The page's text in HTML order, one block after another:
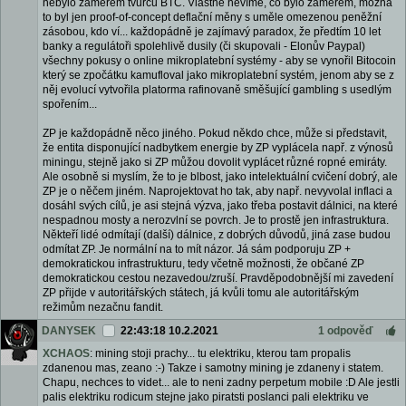
nebylo záměrem tvůrců BTC. Vlastně nevíme, co bylo záměrem, možná
to byl jen proof-of-concept deflační měny s uměle omezenou peněžní
zásobou, kdo ví... každopádně je zajímavý paradox, že předtím 10 let
banky a regulátoři spolehlivě dusily (či skupovali - Elonův Paypal)
všechny pokusy o online mikroplatební systémy - aby se vynořil Bitocoin
který se zpočátku kamufloval jako mikroplatební systém, jenom aby se z
něj evolucí vytvořila platorma rafinovaně směšující gambling s usedlým
spořením...
ZP je každopádně něco jiného. Pokud někdo chce, může si představit,
že entita disponující nadbytkem energie by ZP vyplácela např. z výnosů
miningu, stejně jako si ZP můžou dovolit vyplácet různé ropné emiráty.
Ale osobně si myslím, že to je blbost, jako intelektuální cvičení dobrý, ale
ZP je o něčem jiném. Naprojektovat ho tak, aby např. nevyvolal inflaci a
dosáhl svých cílů, je asi stejná výzva, jako třeba postavit dálnici, na které
nespadnou mosty a nerozvlní se povrch. Je to prostě jen infrastruktura.
Někteří lidé odmítají (další) dálnice, z dobrých důvodů, jiná zase budou
odmítat ZP. Je normální na to mít názor. Já sám podporuju ZP +
demokratickou infrastrukturu, tedy včetně možnosti, že občané ZP
demokratickou cestou nezavedou/zruší. Pravděpodobnější mi zavedení
ZP přijde v autoritářských státech, já kvůli tomu ale autoritářským
režimům nezačnu fandit.
DANYSEK
22:43:18 10.2.2021
1 odpověď
XCHAOS: mining stoji prachy... tu elektriku, kterou tam propalis
zdanenou mas, zeano :-) Takze i samotny mining je zdaneny i statem.
Chapu, nechces to videt... ale to neni zadny perpetum mobile :D Ale jestli
palis elektriku rodicum stejne jako piratsti poslanci pali elektriku ve